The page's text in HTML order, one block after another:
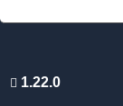
1.22.0